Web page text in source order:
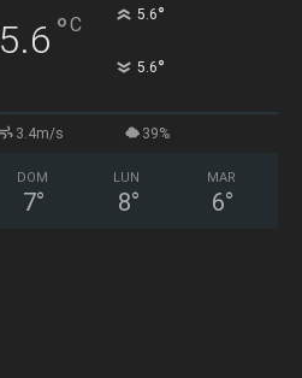
5.6 °C 5.6°
5.6°
3.4m/s 39%
DOM
7°
LUN
8°
MAR
6°